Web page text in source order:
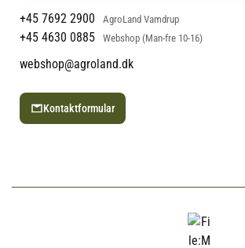
+45 7692 2900
AgroLand Vamdrup
+45 4630 0885 Webshop (Man-fre 10-16)
webshop@agroland.dk
Kontaktformular